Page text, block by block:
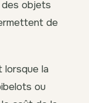
objets
de
lorsque la
ou